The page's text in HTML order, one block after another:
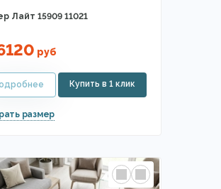
Лайт 15909 11021
руб